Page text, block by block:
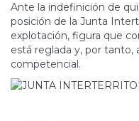
Ante la indefinición de
posición de la Junta
explotación, figura que
está reglada y, por tanto,
competencial.